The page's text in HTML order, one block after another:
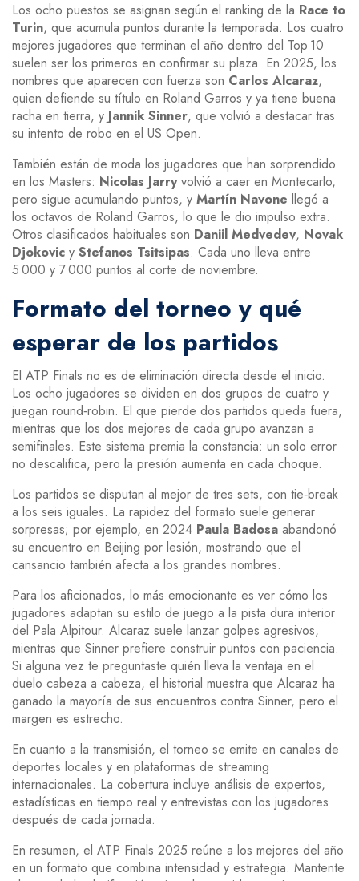
Los ocho puestos se asignan según el ranking de la Race to
Turin, que acumula puntos durante la temporada. Los cuatro
mejores jugadores que terminan el año dentro del Top 10
suelen ser los primeros en confirmar su plaza. En 2025, los
nombres que aparecen con fuerza son Carlos Alcaraz,
quien defiende su título en Roland Garros y ya tiene buena
racha en tierra, y Jannik Sinner, que volvió a destacar tras
su intento de robo en el US Open.
También están de moda los jugadores que han sorprendido
en los Masters: Nicolas Jarryvolvió a caer en Montecarlo,
pero sigue acumulando puntos, y Martín Navone llegó a
los octavos de Roland Garros, lo que le dio impulso extra.
Otros clasificados habituales son Daniil Medvedev, Novak
Djokovic y Stefanos Tsitsipas. Cada uno lleva entre
5 000 y 7 000 puntos al corte de noviembre.
Formato del torneo y qué
esperar de los partidos
El ATP Finals no es de eliminación directa desde el inicio.
Los ocho jugadores se dividen en dos grupos de cuatro y
juegan round‑robin. El que pierde dos partidos queda fuera,
mientras que los dos mejores de cada grupo avanzan a
semifinales. Este sistema premia la constancia: un solo error
no descalifica, pero la presión aumenta en cada choque.
Los partidos se disputan al mejor de tres sets, con tie‑break
a los seis iguales. La rapidez del formato suele generar
sorpresas; por ejemplo, en 2024 Paula Badosa abandonó
su encuentro en Beijing por lesión, mostrando que el
cansancio también afecta a los grandes nombres.
Para los aficionados, lo más emocionante es ver cómo los
jugadores adaptan su estilo de juego a la pista dura interior
del Pala Alpitour. Alcaraz suele lanzar golpes agresivos,
mientras que Sinner prefiere construir puntos con paciencia.
Si alguna vez te preguntaste quién lleva la ventaja en el
duelo cabeza a cabeza, el historial muestra que Alcaraz ha
ganado la mayoría de sus encuentros contra Sinner, pero el
margen es estrecho.
En cuanto a la transmisión, el torneo se emite en canales de
deportes locales y en plataformas de streaming
internacionales. La cobertura incluye análisis de expertos,
estadísticas en tiempo real y entrevistas con los jugadores
después de cada jornada.
En resumen, el ATP Finals 2025 reúne a los mejores del año
en un formato que combina intensidad y estrategia. Mantente